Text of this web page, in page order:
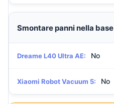
Smontare panni nella base
Dreame L40 Ultra AE: No
Xiaomi Robot Vacuum 5: No